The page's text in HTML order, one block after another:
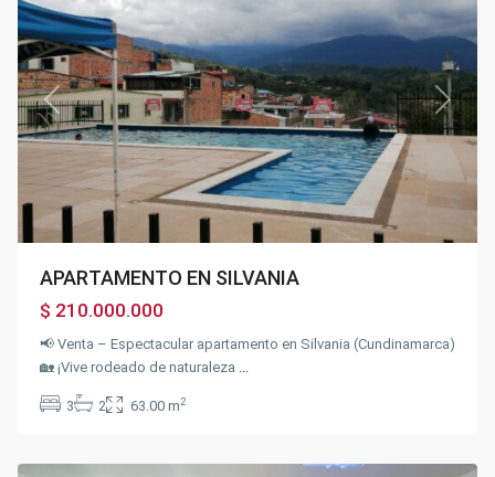
Previous Next
APARTAMENTO EN SILVANIA
$ 210.000.000
📢 Venta – Espectacular apartamento en Silvania (Cundinamarca)
🏡 ¡Vive rodeado de naturaleza
3 2 63.00 m2
la